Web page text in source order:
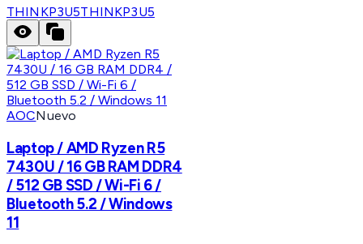
THINKP3U5THINKP3U5
AOCNuevo
Laptop / AMD Ryzen R5
7430U / 16 GB RAM DDR4
/ 512 GB SSD / Wi-Fi 6 /
Bluetooth 5.2 / Windows
11